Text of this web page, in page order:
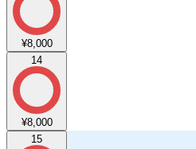
¥8,000
14
¥8,000
15